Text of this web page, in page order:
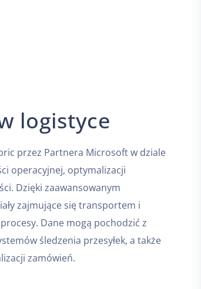
logistyce
przez Partnera Microsoft w dziale
operacyjnej, optymalizacji
Dzięki zaawansowanym
zajmujące się transportem i
Dane mogą pochodzić z
śledzenia przesyłek, a także
zamówień.